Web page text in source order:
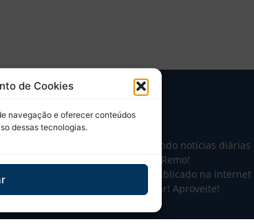
de Cookies
navegação e oferecer conteúdos
dessas tecnologias.
SOBRE NÓS
Desde 2004 trazendo notícias
sobre o Clube do Remo!
Tudo o que sai publicado na
em um único lugar! Aproveite!